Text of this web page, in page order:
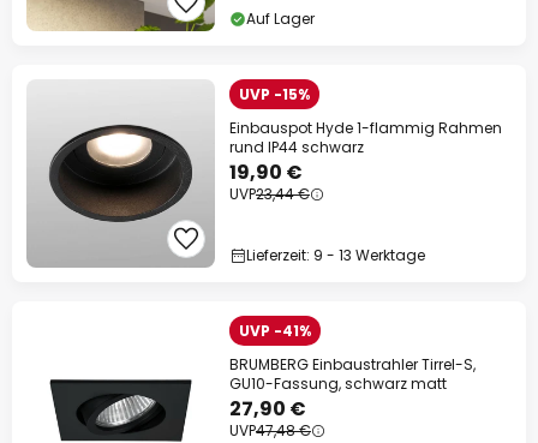
Auf Lager
UVP -15%
Einbauspot Hyde 1-flammig Rahmen
rund IP44 schwarz
19,90 €
UVP23,44 €
Lieferzeit: 9 - 13 Werktage
UVP -41%
BRUMBERG Einbaustrahler Tirrel-S,
GU10-Fassung, schwarz matt
27,90 €
UVP47,48 €